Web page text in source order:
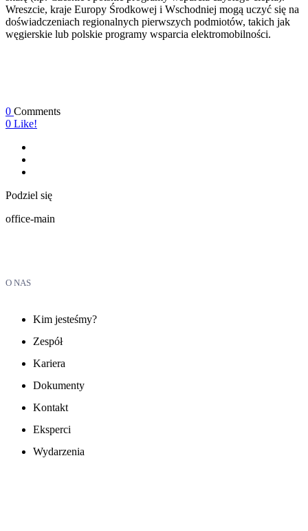
Wreszcie, kraje Europy Środkowej i Wschodniej mogą uczyć się na
doświadczeniach regionalnych pierwszych podmiotów, takich jak
węgierskie lub polskie programy wsparcia elektromobilności.
0 Comments
0 Like!
Podziel się
office-main
O NAS
Kim jesteśmy?
Zespół
Kariera
Dokumenty
Kontakt
Eksperci
Wydarzenia